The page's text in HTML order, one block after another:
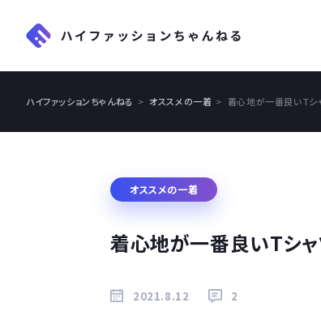
ハイファッションちゃんねる オススメの一着 着心地が一番良いTシ
オススメの一着
着心地が一番良いTシャ
2021.8.12 2